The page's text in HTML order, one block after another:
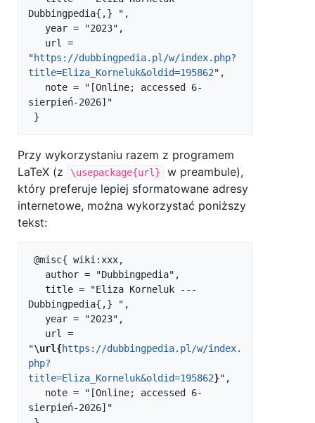
Dubbingpedia{,} ",
"https://dubbingpedia.pl/w/index.php?
title=Eliza_Korneluk&oldid=195862",
sierpień-2026]"
Przy wykorzystaniu razem z programem
LaTeX (z
\usepackage{url}
w preambule),
który preferuje lepiej sformatowane adresy
internetowe, można wykorzystać poniższy
tekst:
Dubbingpedia{,} ",
"\url{https://dubbingpedia.pl/w/index.
php?
title=Eliza_Korneluk&oldid=195862}",
sierpień-2026]"